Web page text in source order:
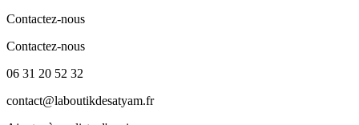
Contactez-nous
Contactez-nous
06 31 20 52 32
contact@laboutikdesatyam.fr